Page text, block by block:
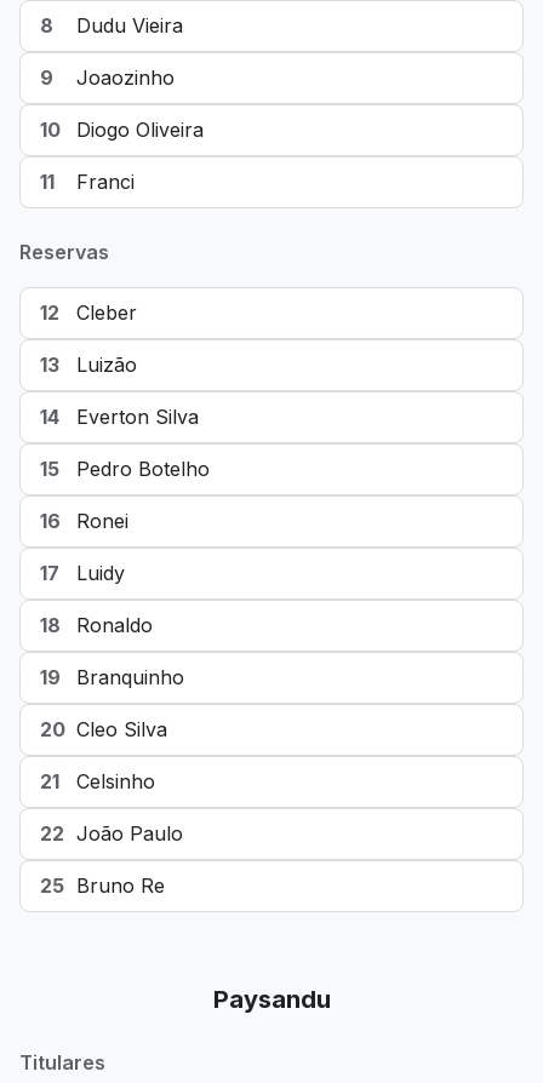
8 Dudu Vieira
9 Joaozinho
10 Diogo Oliveira
11 Franci
Reservas
12 Cleber
13 Luizão
14 Everton Silva
15 Pedro Botelho
16 Ronei
17 Luidy
18 Ronaldo
19 Branquinho
20 Cleo Silva
21 Celsinho
22 João Paulo
25 Bruno Re
Paysandu
Titulares